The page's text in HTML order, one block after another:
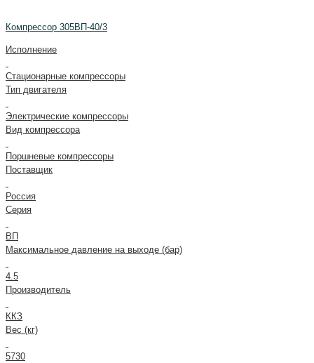
Компрессор 305ВП-40/3
Исполнение
Стационарные компрессоры
Тип двигателя
Электрические компрессоры
Вид компрессора
Поршневые компрессоры
Поставщик
Россия
Серия
ВП
Максимальное давление на выходе (бар)
4.5
Производитель
ККЗ
Вес (кг)
5730